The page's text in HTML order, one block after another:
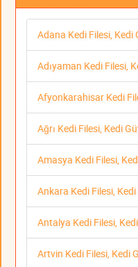
Adana Kedi Filesi, Kedi
Adıyaman Kedi Filesi,
Afyonkarahisar Kedi
Ağrı Kedi Filesi, Kedi
Amasya Kedi Filesi,
Ankara Kedi Filesi,
Antalya Kedi Filesi,
Artvin Kedi Filesi, Kedi